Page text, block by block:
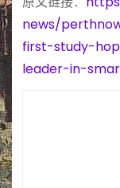
news/
first-study-
leader-in-